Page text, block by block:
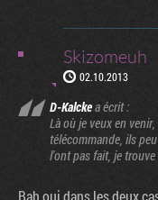
Skizomeuh
02.10.2013
D-Kalckea écrit :
Là où je veux en
télécommande, ils
l'ont pas fait, je trouve
Bah oui dans les deux